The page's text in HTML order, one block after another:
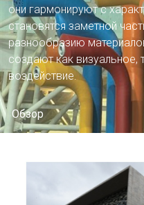
они гармонируют с
становятся заметной
разнообразию
создают как визуальное,
воздействие.
Обзор